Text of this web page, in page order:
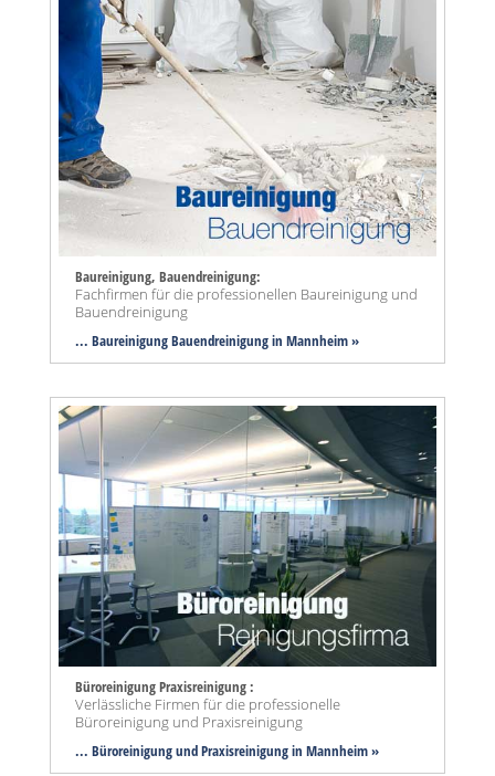
Baureinigung, Bauendreinigung:
Fachfirmen für die professionellen Baureinigung und
Bauendreinigung
... Baureinigung Bauendreinigung in Mannheim »
Büroreinigung Praxisreinigung :
Verlässliche Firmen für die professionelle
Büroreinigung und Praxisreinigung
... Büroreinigung und Praxisreinigung in Mannheim »